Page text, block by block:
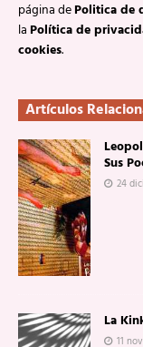
página dePolitica de
laPolítica de
cookies.
Artículos
Sus
24
La
11